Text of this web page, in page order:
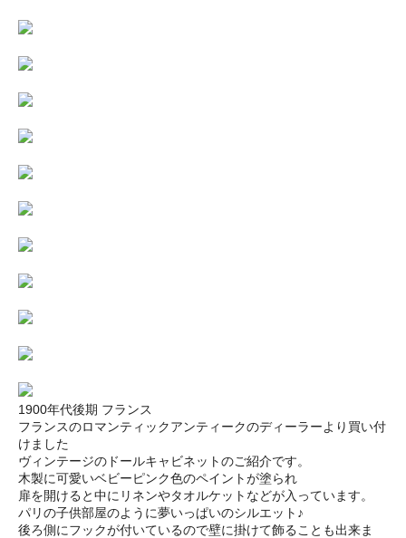
1900年代後期 フランス
フランスのロマンティックアンティークのディーラーより買い付
けました
ヴィンテージのドールキャビネットのご紹介です。
木製に可愛いベビーピンク色のペイントが塗られ
扉を開けると中にリネンやタオルケットなどが入っています。
パリの子供部屋のように夢いっぱいのシルエット♪
後ろ側にフックが付いているので壁に掛けて飾ることも出来ま